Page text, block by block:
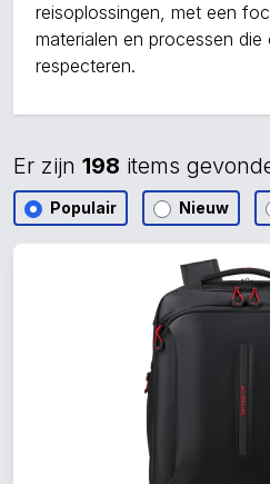
reisoplossingen, met een
materialen en processen die
respecteren.
Er zijn 198 items
Populair Nieuw